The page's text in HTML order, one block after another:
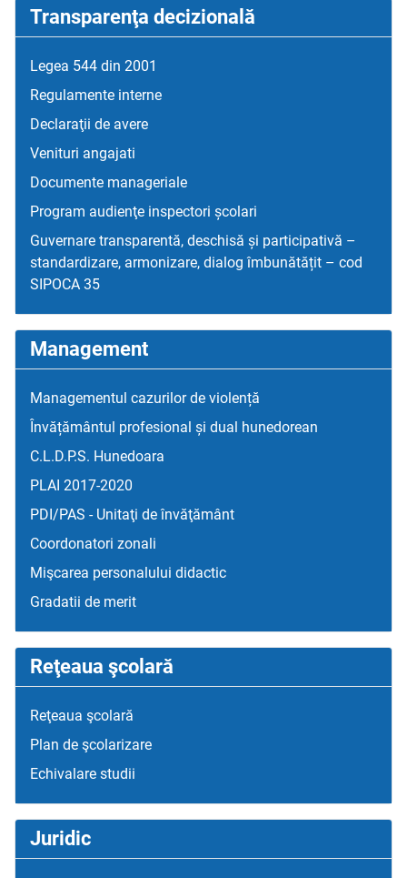
Transparenţa decizională
Legea 544 din 2001
Regulamente interne
Declaraţii de avere
Venituri angajati
Documente manageriale
Program audienţe inspectori școlari
Guvernare transparentă, deschisă și participativă –
standardizare, armonizare, dialog îmbunătățit – cod
SIPOCA 35
Management
Managementul cazurilor de violență
Învățământul profesional și dual hunedorean
C.L.D.P.S. Hunedoara
PLAI 2017-2020
PDI/PAS - Unitaţi de învăţământ
Coordonatori zonali
Mişcarea personalului didactic
Gradatii de merit
Reţeaua şcolară
Reţeaua şcolară
Plan de şcolarizare
Echivalare studii
Juridic